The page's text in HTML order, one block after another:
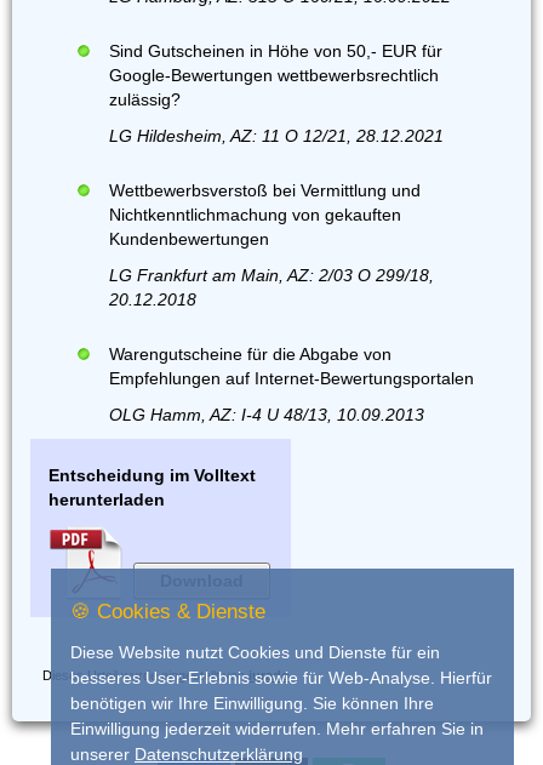
Sind Gutscheinen in Höhe von 50,- EUR für
Google-Bewertungen wettbewerbsrechtlich
zulässig?
LG Hildesheim, AZ: 11 O 12/21, 28.12.2021
Wettbewerbsverstoß bei Vermittlung und
Nichtkenntlichmachung von gekauften
Kundenbewertungen
LG Frankfurt am Main, AZ: 2/03 O 299/18,
20.12.2018
Warengutscheine für die Abgabe von
Empfehlungen auf Internet-Bewertungsportalen
OLG Hamm, AZ: I-4 U 48/13, 10.09.2013
Entscheidung im Volltext
herunterladen
Dieses Urteil wurde eingestellt voniurado
🍪 Cookies & Dienste
Diese Website nutzt Cookies und Dienste für ein
besseres User-Erlebnis sowie für Web-Analyse. Hierfür
benötigen wir Ihre Einwilligung. Sie können Ihre
Einwilligung jederzeit widerrufen. Mehr erfahren Sie in
unserer Datenschutzerklärung